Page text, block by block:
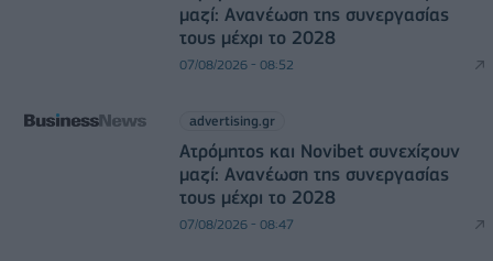
μαζί: Ανανέωση της συνεργασίας
τους μέχρι το 2028
07/08/2026 - 08:52
advertising.gr
Ατρόμητος και Novibet συνεχίζουν
μαζί: Ανανέωση της συνεργασίας
τους μέχρι το 2028
07/08/2026 - 08:47